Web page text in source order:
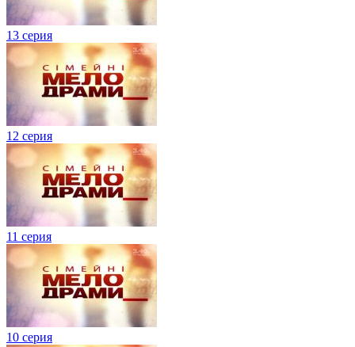
13 серия
12 серия
11 серия
10 серия